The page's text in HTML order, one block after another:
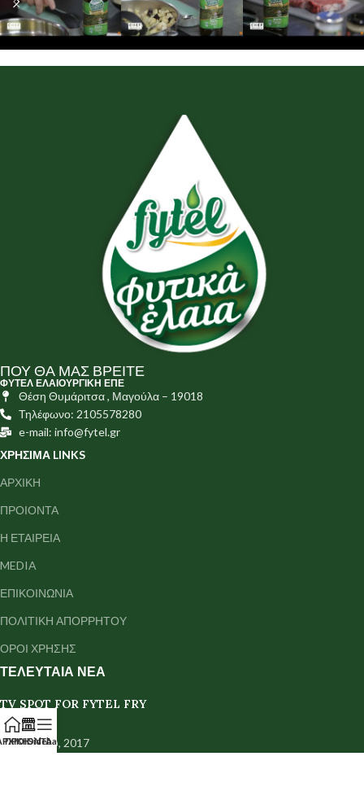
ΠΟΥ ΘΑ ΜΑΣ ΒΡΕΙΤΕ
ΦΥΤΕΛ ΕΛΑΙΟΥΡΓΙΚΗ ΕΠΕ
Θέση Θυμάριτσα , Μαγούλα – 19018
Τηλέφωνο: 2105578280
e-mail: info@fytel.gr
ΧΡΗΣΙΜΑ LINKS
ΑΡΧΙΚΗ
ΠΡΟΙΟΝΤΑ
Η ΕΤΑΙΡΕΙΑ
MEDIA
ΕΠΙΚΟΙΝΩΝΙΑ
ΠΟΛΙΤΙΚΗ ΑΠΟΡΡΗΤΟΥ
ΟΡΟΙ ΧΡΗΣΗΣ
ΤΕΛΕΥΤΑΙΑ ΝΕΑ
TV SPOT FOR FYTEL FRY
18 Μαρτίου, 2017
ΠΡΟΙΟΝΤΑ
Sidebar